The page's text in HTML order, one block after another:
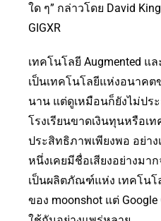
ใด ๆ” กล่าวโดย David
GIGXR
เทคโนโลยี Augmented แ
เป็นเทคโนโลยีแห่งอนาคต
นาน แต่ดูเหมือนก็ยังไม่ประ
โรงเรียนขาดเงินทุนหรือเ
ประสิทธิภาพเพียงพอ อย่าง
หนึ่งเคยมีชื่อเสียงอย่างมา
เป็นผลิตภัณฑ์แห่ง เทคโนโ
ของ moonshot แต่